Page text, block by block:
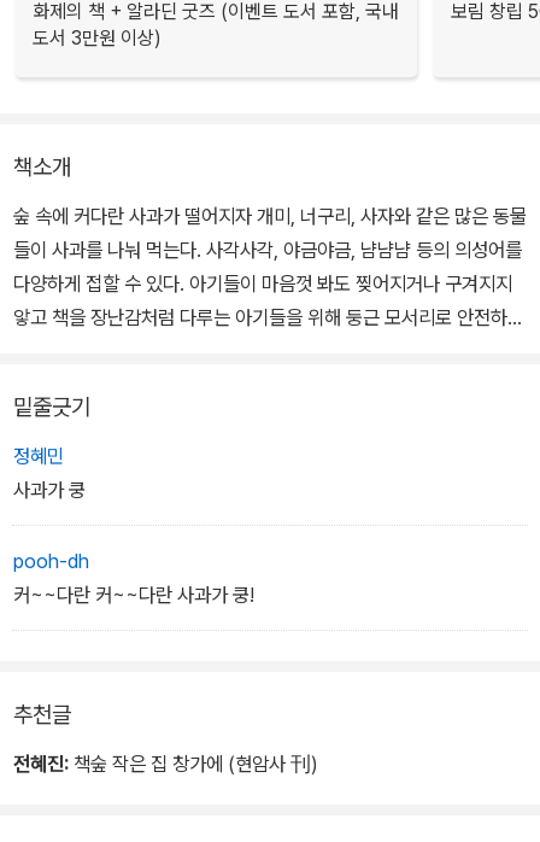
화제의 책 + 알라딘 굿즈 (이벤트 도서 포함, 국내
도서 3만원 이상)
보림 창립
책소개
숲 속에 커다란 사과가 떨어지자 개미, 너구리, 사자와 같은 많은 동물
들이 사과를 나눠 먹는다. 사각사각, 야금야금, 냠냠냠 등의 의성어를
다양하게 접할 수 있다. 아기들이 마음껏 봐도 찢어지거나 구겨지지
앟고 책을 장난감처럼 다루는 아기들을 위해 둥근 모서리로 안전하게
밑줄긋기
정혜민
사과가 쿵
pooh-dh
커~~다란 커~~다란 사과가 쿵!
추천글
전혜진: 책숲 작은 집 창가에 (현암사 刊)